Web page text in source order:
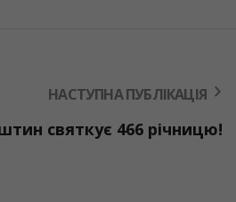
НАСТУПНА ПУБЛІКАЦІЯ
святкує 466 річницю!